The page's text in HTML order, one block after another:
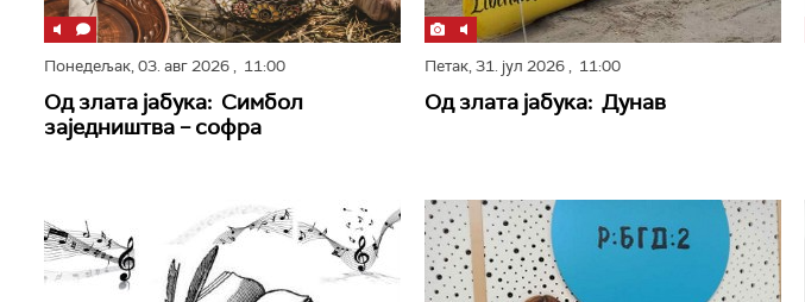
Понедељак,03. авг 2026, 11:00
Од злата јабука: Симбол
заједништва – софра
Петак,31. јул 2026, 11:00
Од злата јабука: Дунав